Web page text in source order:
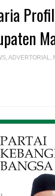
,ADVERTORIAL,